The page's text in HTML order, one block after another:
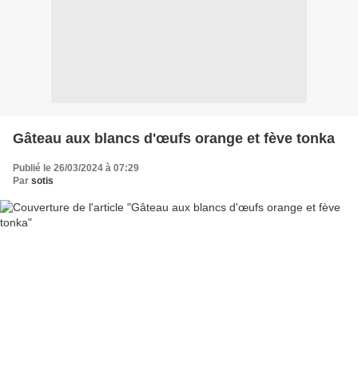
Gâteau aux blancs d'œufs orange et fève tonka
Publié le 26/03/2024 à 07:29
Par sotis